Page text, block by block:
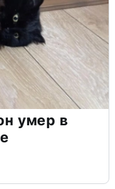
умер в